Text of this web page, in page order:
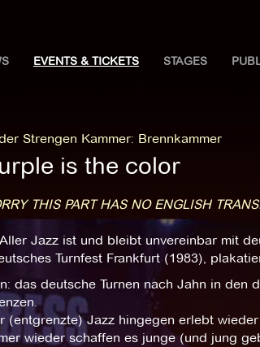
EVENTS & TICKETS STAGES
Strengen Kammer: Brennkammer
is the color
THIS PART HAS NO ENGLISH
Jazz ist und bleibt unvereinbar mit
Turnfest Frankfurt (1983),
das deutsche Turnen nach Jahn in
(entgrenzte) Jazz hingegen erlebt
wieder schaffen es junge (und jung